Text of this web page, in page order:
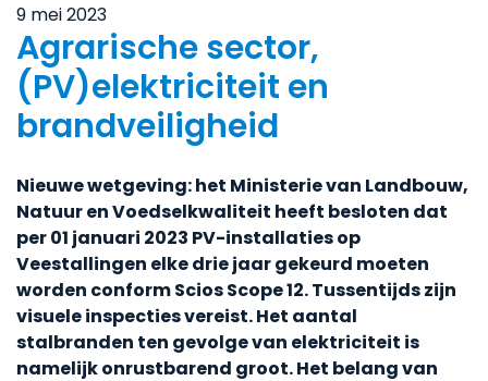
9 mei 2023
Agrarische sector,
(PV)elektriciteit en
brandveiligheid
Nieuwe wetgeving: het Ministerie van Landbouw,
Natuur en Voedselkwaliteit heeft besloten dat
per 01 januari 2023 PV-installaties op
Veestallingen elke drie jaar gekeurd moeten
worden conform Scios Scope 12. Tussentijds zijn
visuele inspecties vereist. Het aantal
stalbranden ten gevolge van elektriciteit is
namelijk onrustbarend groot. Het belang van